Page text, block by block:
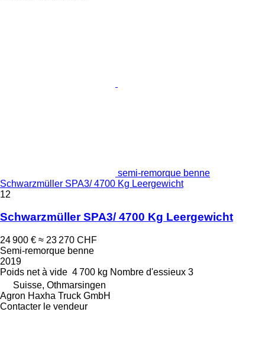
semi-remorque benne
Schwarzmüller SPA3/ 4700 Kg Leergewicht
12
Schwarzmüller SPA3/ 4700 Kg Leergewicht
24 900 € ≈ 23 270 CHF
Semi-remorque benne
2019
Poids net à vide 4 700 kg Nombre d'essieux 3
Suisse, Othmarsingen
Agron Haxha Truck GmbH
Contacter le vendeur